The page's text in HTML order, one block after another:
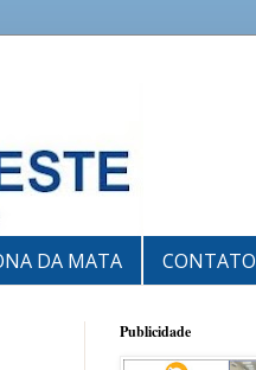
DA MATA CONTATO
Publicidade